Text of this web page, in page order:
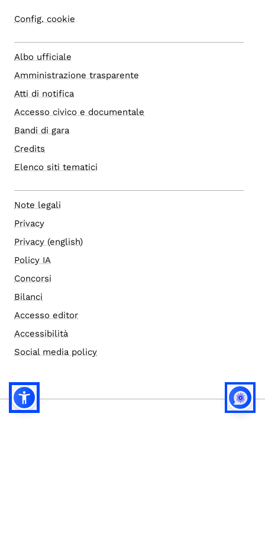
Config. cookie
Albo ufficiale
Amministrazione trasparente
Atti di notifica
Accesso civico e documentale
Bandi di gara
Credits
Elenco siti tematici
Note legali
Privacy
Privacy (english)
Policy IA
Concorsi
Bilanci
Accesso editor
Accessibilità
Social media policy